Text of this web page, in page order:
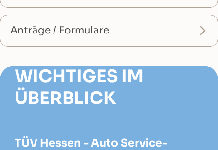
Anträge / Formulare
WICHTIGES IM
ÜBERBLICK
TÜV Hessen - Auto Service-